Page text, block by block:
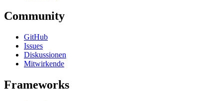
Community
GitHub
Issues
Diskussionen
Mitwirkende
Frameworks